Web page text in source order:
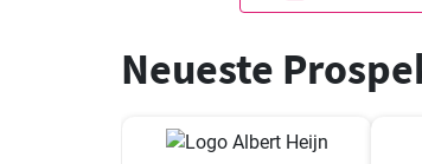
Neueste